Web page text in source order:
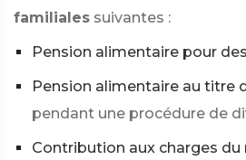
familiales suivantes :
Pension alimentaire pour
Pension alimentaire au titre
pendant une procédure de
Contribution aux charges du